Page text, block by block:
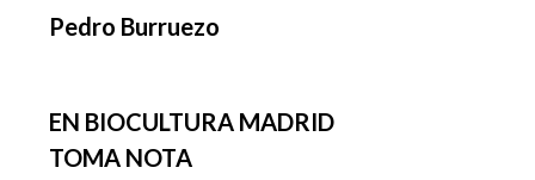
Pedro Burruezo
EN BIOCULTURA MADRID
TOMA NOTA